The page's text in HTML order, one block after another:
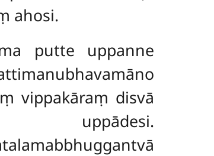
ahosi.
putte uppanne
vippakāraṃ disvā
uppādesi.